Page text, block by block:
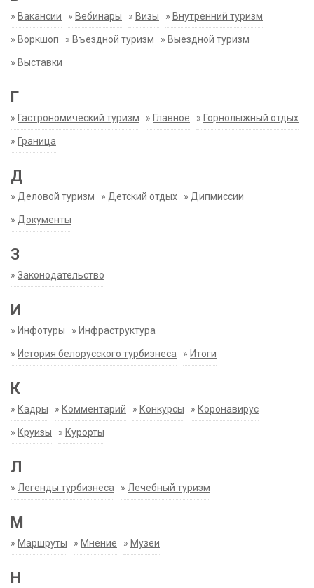
» Вакансии » Вебинары » Визы » Внутренний туризм
» Воркшоп » Въездной туризм » Выездной туризм
» Выставки
Г
» Гастрономический туризм » Главное » Горнолыжный отдых
» Граница
Д
» Деловой туризм » Детский отдых » Дипмиссии
» Документы
З
» Законодательство
И
» Инфотуры » Инфраструктура
» История белорусского турбизнеса » Итоги
К
» Кадры » Комментарий » Конкурсы » Коронавирус
» Круизы » Курорты
Л
» Легенды турбизнеса » Лечебный туризм
М
» Маршруты » Мнение » Музеи
Н